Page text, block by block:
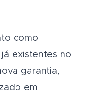
como
existentes no
garantia,
em